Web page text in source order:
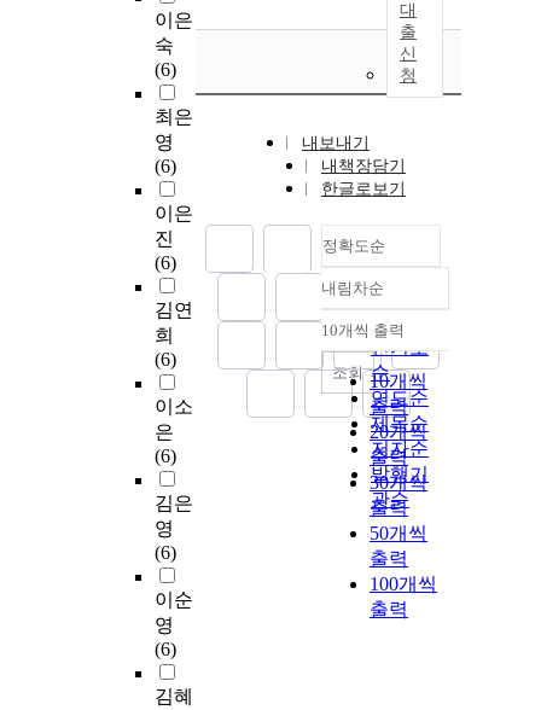
이은
숙
(6)
최은
영
(6)
이은
진
(6)
김연
희
(6)
이소
은
(6)
김은
영
(6)
이순
영
(6)
김혜
대
출
신
청
내보내기
내책장담기
한글로보기
정확도순
정확도
순
인기도
순
연도순
제목순
저자순
발행기
관순
내림차순
내림차순
10개씩 출력
10개씩
출력
20개씩
출력
30개씩
출력
50개씩
출력
100개씩
출력
조회